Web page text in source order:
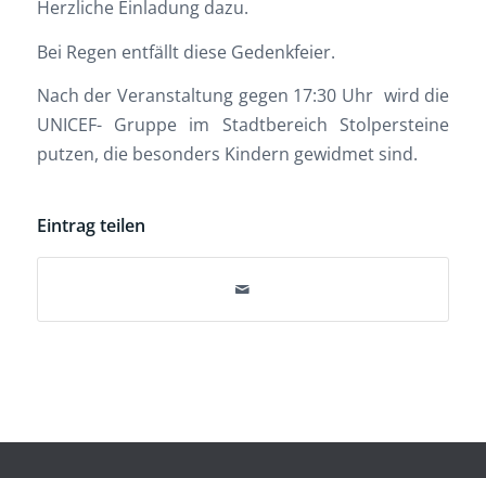
Herzliche Einladung dazu.
Bei Regen entfällt diese Gedenkfeier.
Nach der Veranstaltung gegen 17:30 Uhr wird die
UNICEF- Gruppe im Stadtbereich Stolpersteine
putzen, die besonders Kindern gewidmet sind.
Eintrag teilen